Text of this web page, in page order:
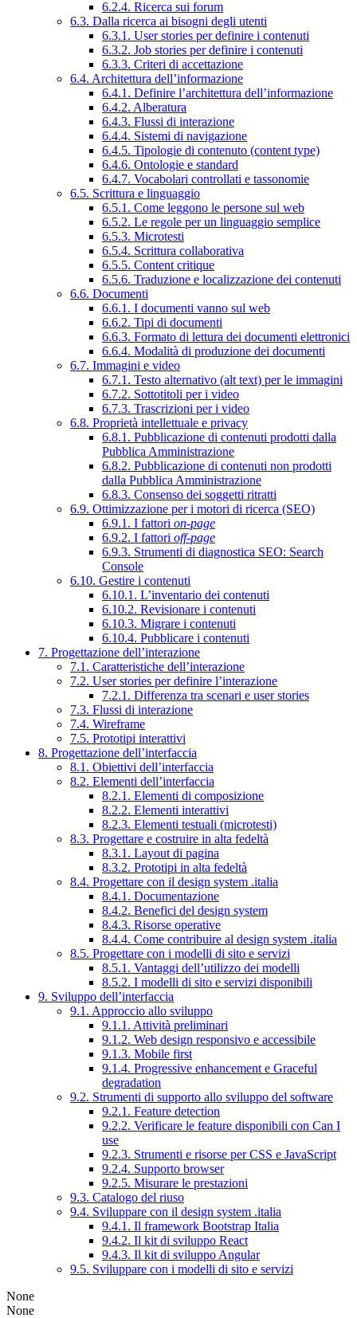
6.2.4. Ricerca sui forum
6.3. Dalla ricerca ai bisogni degli utenti
6.3.1. User stories per definire i contenuti
6.3.2. Job stories per definire i contenuti
6.3.3. Criteri di accettazione
6.4. Architettura dell’informazione
6.4.1. Definire l’architettura dell’informazione
6.4.2. Alberatura
6.4.3. Flussi di interazione
6.4.4. Sistemi di navigazione
6.4.5. Tipologie di contenuto (content type)
6.4.6. Ontologie e standard
6.4.7. Vocabolari controllati e tassonomie
6.5. Scrittura e linguaggio
6.5.1. Come leggono le persone sul web
6.5.2. Le regole per un linguaggio semplice
6.5.3. Microtesti
6.5.4. Scrittura collaborativa
6.5.5. Content critique
6.5.6. Traduzione e localizzazione dei contenuti
6.6. Documenti
6.6.1. I documenti vanno sul web
6.6.2. Tipi di documenti
6.6.3. Formato di lettura dei documenti elettronici
6.6.4. Modalità di produzione dei documenti
6.7. Immagini e video
6.7.1. Testo alternativo (alt text) per le immagini
6.7.2. Sottotitoli per i video
6.7.3. Trascrizioni per i video
6.8. Proprietà intellettuale e privacy
6.8.1. Pubblicazione di contenuti prodotti dalla
Pubblica Amministrazione
6.8.2. Pubblicazione di contenuti non prodotti
dalla Pubblica Amministrazione
6.8.3. Consenso dei soggetti ritratti
6.9. Ottimizzazione per i motori di ricerca (SEO)
6.9.1. I fattori on-page
6.9.2. I fattori off-page
6.9.3. Strumenti di diagnostica SEO: Search
Console
6.10. Gestire i contenuti
6.10.1. L’inventario dei contenuti
6.10.2. Revisionare i contenuti
6.10.3. Migrare i contenuti
6.10.4. Pubblicare i contenuti
7. Progettazione dell’interazione
7.1. Caratteristiche dell’interazione
7.2. User stories per definire l’interazione
7.2.1. Differenza tra scenari e user stories
7.3. Flussi di interazione
7.4. Wireframe
7.5. Prototipi interattivi
8. Progettazione dell’interfaccia
8.1. Obiettivi dell’interfaccia
8.2. Elementi dell’interfaccia
8.2.1. Elementi di composizione
8.2.2. Elementi interattivi
8.2.3. Elementi testuali (microtesti)
8.3. Progettare e costruire in alta fedeltà
8.3.1. Layout di pagina
8.3.2. Prototipi in alta fedeltà
8.4. Progettare con il design system .italia
8.4.1. Documentazione
8.4.2. Benefici del design system
8.4.3. Risorse operative
8.4.4. Come contribuire al design system .italia
8.5. Progettare con i modelli di sito e servizi
8.5.1. Vantaggi dell’utilizzo dei modelli
8.5.2. I modelli di sito e servizi disponibili
9. Sviluppo dell’interfaccia
9.1. Approccio allo sviluppo
9.1.1. Attività preliminari
9.1.2. Web design responsivo e accessibile
9.1.3. Mobile first
9.1.4. Progressive enhancement e Graceful
degradation
9.2. Strumenti di supporto allo sviluppo del software
9.2.1. Feature detection
9.2.2. Verificare le feature disponibili con Can I
use
9.2.3. Strumenti e risorse per CSS e JavaScript
9.2.4. Supporto browser
9.2.5. Misurare le prestazioni
9.3. Catalogo del riuso
9.4. Sviluppare con il design system .italia
9.4.1. Il framework Bootstrap Italia
9.4.2. Il kit di sviluppo React
9.4.3. Il kit di sviluppo Angular
9.5. Sviluppare con i modelli di sito e servizi
None
None